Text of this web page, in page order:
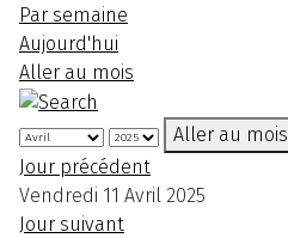
Par semaine
Aujourd'hui
Aller au mois
Aller au mois
Jour précédent
Vendredi 11 Avril 2025
Jour suivant